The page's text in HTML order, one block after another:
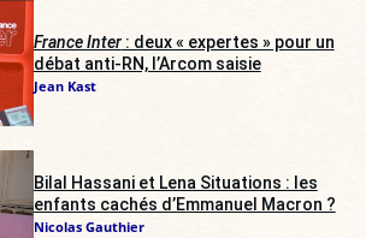
France Inter: deux « expertes » pour un
débat anti-RN, l’Arcom saisie
Jean Kast
Bilal Hassani et Lena Situations : les
enfants cachés d’Emmanuel Macron ?
Nicolas Gauthier